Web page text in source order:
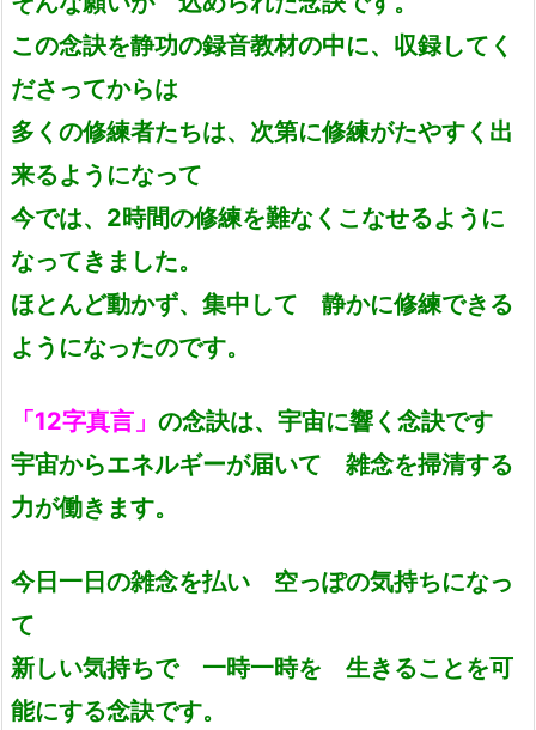
この念訣を静功の録音教材の中に、収録してく
ださってからは
多くの修練者たちは、次第に修練がたやすく出
来るようになって
今では、2時間の修練を難なくこなせるように
なってきました。
ほとんど動かず、集中して 静かに修練できる
ようになったのです。
「12字真言」 の念訣は、宇宙に響く念訣です
宇宙からエネルギーが届いて 雑念を掃清する
力が働きます。
今日一日の雑念を払い 空っぽの気持ちになっ
て
新しい気持ちで 一時一時を 生きることを可
能にする念訣です。